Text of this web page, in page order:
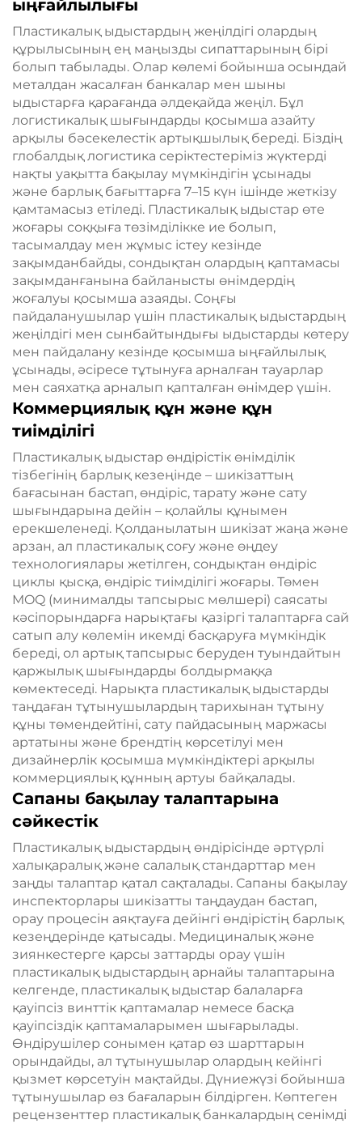
ыңғайлылығы
Пластикалық ыдыстардың жеңілдігі олардың
құрылысының ең маңызды сипаттарының бірі
болып табылады. Олар көлемі бойынша осындай
металдан жасалған банкалар мен шыны
ыдыстарға қарағанда әлдеқайда жеңіл. Бұл
логистикалық шығындарды қосымша азайту
арқылы бәсекелестік артықшылық береді. Біздің
глобалдық логистика серіктестеріміз жүктерді
нақты уақытта бақылау мүмкіндігін ұсынады
және барлық бағыттарға 7–15 күн ішінде жеткізу
қамтамасыз етіледі. Пластикалық ыдыстар өте
жоғары соққыға төзімділікке ие болып,
тасымалдау мен жұмыс істеу кезінде
зақымданбайды, сондықтан олардың қаптамасы
зақымданғанына байланысты өнімдердің
жоғалуы қосымша азаяды. Соңғы
пайдаланушылар үшін пластикалық ыдыстардың
жеңілдігі мен сынбайтындығы ыдыстарды көтеру
мен пайдалану кезінде қосымша ыңғайлылық
ұсынады, әсіресе тұтынуға арналған тауарлар
мен саяхатқа арналып қапталған өнімдер үшін.
Коммерциялық құн және құн
тиімділігі
Пластикалық ыдыстар өндірістік өнімділік
тізбегінің барлық кезеңінде – шикізаттың
бағасынан бастап, өндіріс, тарату және сату
шығындарына дейін – қолайлы құнымен
ерекшеленеді. Қолданылатын шикізат жаңа және
арзан, ал пластикалық соғу және өңдеу
технологиялары жетілген, сондықтан өндіріс
циклы қысқа, өндіріс тиімділігі жоғары. Төмен
MOQ (минималды тапсырыс мөлшері) саясаты
кәсіпорындарға нарықтағы қазіргі талаптарға сай
сатып алу көлемін икемді басқаруға мүмкіндік
береді, ол артық тапсырыс беруден туындайтын
қаржылық шығындарды болдырмаққа
көмектеседі. Нарықта пластикалық ыдыстарды
таңдаған тұтынушылардың тарихынан тұтыну
құны төмендейтіні, сату пайдасының маржасы
артатыны және брендтің көрсетілуі мен
дизайнерлік қосымша мүмкіндіктері арқылы
коммерциялық құнның артуы байқалады.
Сапаны бақылау талаптарына
сәйкестік
Пластикалық ыдыстардың өндірісінде әртүрлі
халықаралық және салалық стандарттар мен
заңды талаптар қатал сақталады. Сапаны бақылау
инспекторлары шикізатты таңдаудан бастап,
орау процесін аяқтауға дейінгі өндірістің барлық
кезеңдерінде қатысады. Медициналық және
зиянкестерге қарсы заттарды орау үшін
пластикалық ыдыстардың арнайы талаптарына
келгенде, пластикалық ыдыстар балаларға
қауіпсіз винттік қаптамалар немесе басқа
қауіпсіздік қаптамаларымен шығарылады.
Өндірушілер сонымен қатар өз шарттарын
орындайды, ал тұтынушылар олардың кейінгі
қызмет көрсетуін мақтайды. Дүниежүзі бойынша
тұтынушылар өз бағаларын білдірген. Көптеген
рецензенттер пластикалық банкалардың сенімді